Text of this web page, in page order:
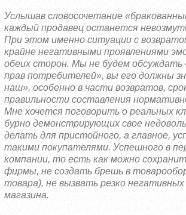
Услышав словосочетание
каждый продавец останется
При этом именно ситуации с
крайне негативными проявлениями
обеих сторон. Мы не будем
прав потребителей», вы его должны
наш», особенно в части возвратов, сро
правильности составления
Мне хочется поговорить о реальных
бурно демонстрирующих свое
делать для пристойного, а главное,
такими покупателями. Успешного в
компании, то есть как можно
фирмы, не создать брешь в
товара), не вызвать резко негативных
магазина.